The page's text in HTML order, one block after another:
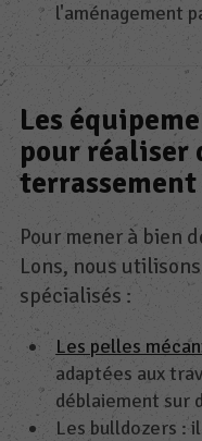
l'aménagement
Les
pour réaliser
terrassement
Pour mener à bien
Lons, nous
spécialisés :
Les pelles
adaptées aux
déblaiement sur
Les bulldozers :